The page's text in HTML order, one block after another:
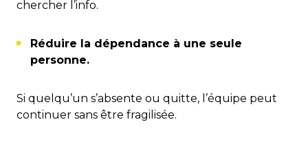
chercher l’info.
Réduire la dépendance à une seule
personne.
Si quelqu’un s’absente ou quitte, l’équipe peut
continuer sans être fragilisée.